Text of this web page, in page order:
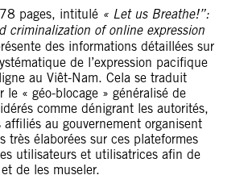
pages, intitulé « Let us Breathe!”:
criminalization of online expression
des informations détaillées sur
de l’expression pacifique
au Viêt-Nam. Cela se traduit
le « géo-blocage » généralisé de
comme dénigrant les autorités,
affiliés au gouvernement organisent
très élaborées sur ces plateformes
utilisateurs et utilisatrices afin de
de les museler.